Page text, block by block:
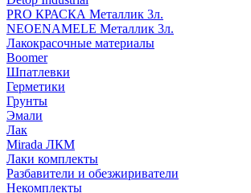
PRO КРАСКА Металлик 3л.
NEOENAMELE Металлик 3л.
Лакокрасочные материалы
Boomer
Шпатлевки
Герметики
Грунты
Эмали
Лак
Mirada ЛКМ
Лаки комплекты
Разбавители и обезжириватели
Некомплекты